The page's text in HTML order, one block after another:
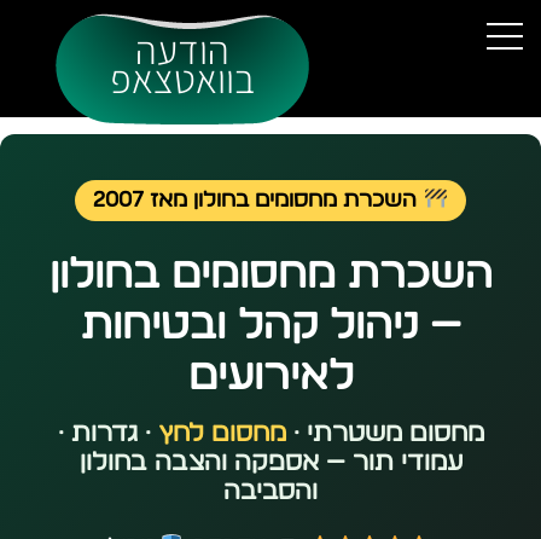
הודעה
בוואטצאפ
השכרת מחסומים בחולון מאז 2007
השכרת מחסומים בחולון
— ניהול קהל ובטיחות
לאירועים
מחסום משטרתי ·מחסום לחץ · גדרות ·
עמודי תור — אספקה והצבה בחולון
והסביבה